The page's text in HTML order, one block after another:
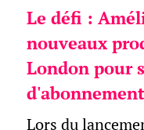
Le défi :
nouveaux
London pour
Lors du